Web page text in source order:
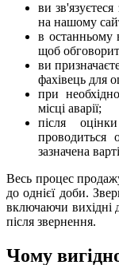
ви
на нашому
в останньому
щоб
ви
фахівець для
при
місці аварії;
після
проводиться
зазначена
Весь процес
до однієї доби.
включаючи вихідні
після звернення.
Чому